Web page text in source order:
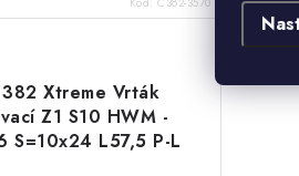
Xtreme Vrták
Z1 S10 HWM -
S=10x24 L57,5 P-L